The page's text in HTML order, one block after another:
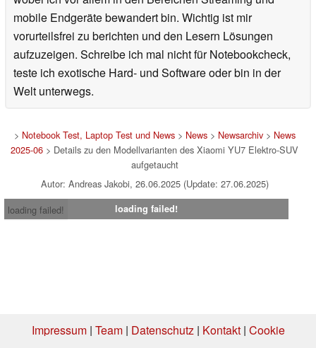
mobile Endgeräte bewandert bin. Wichtig ist mir
vorurteilsfrei zu berichten und den Lesern Lösungen
aufzuzeigen. Schreibe ich mal nicht für Notebookcheck,
teste ich exotische Hard- und Software oder bin in der
Welt unterwegs.
> Notebook Test, Laptop Test und News> News> Newsarchiv> News
2025-06 > Details zu den Modellvarianten des Xiaomi YU7 Elektro-SUV
aufgetaucht
Autor: Andreas Jakobi, 26.06.2025 (Update: 27.06.2025)
loading failed!
loading failed!
Impressum| Team| Datenschutz| Kontakt| Cookie